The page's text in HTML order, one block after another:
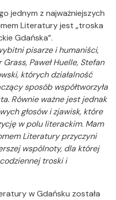
jednym z najważniejszych
Literatury jest „troska
Gdańska”.
pisarze i humaniści,
Paweł Huelle, Stefan
których działalność
sposób współtworzyła
Równie ważne jest jednak
głosów i zjawisk, które
w polu literackim. Mam
Literatury przyczyni
wspólnoty, dla której
troski i
w Gdańsku została